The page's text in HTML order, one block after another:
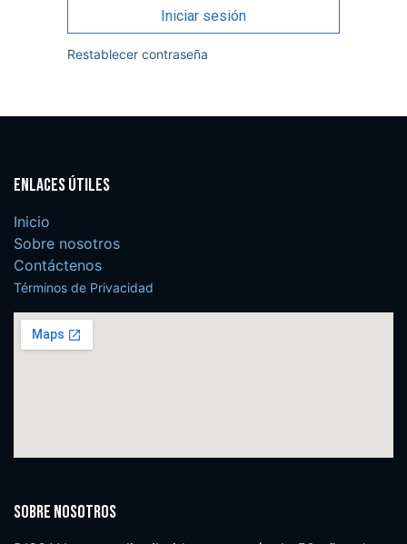
Iniciar sesión
Restablecer contraseña
Enlaces útiles
Inicio
Sobre nosotros
Contáctenos
Términos de Privacidad
Sobre nosotros